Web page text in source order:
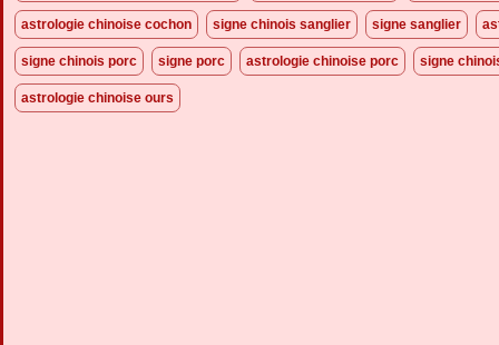
astrologie chinoise cochon signe chinois sanglier signe sanglier
signe chinois porc signe porc astrologie chinoise porc signe
astrologie chinoise ours